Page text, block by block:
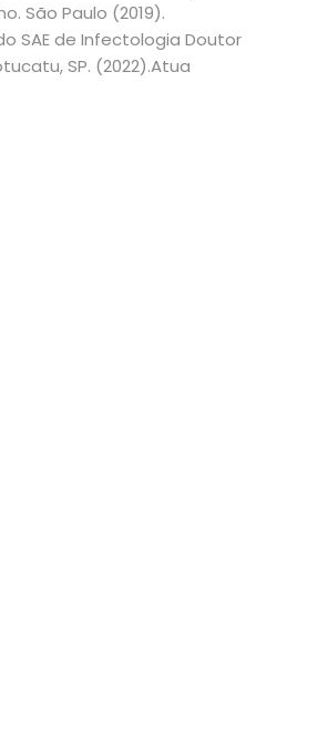
São Paulo (2019).
SAE de Infectologia Doutor
SP. (2022).Atua